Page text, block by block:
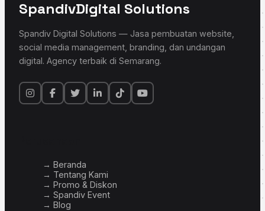
SpandivDigital Solutions
Spandiv Digital Solutions — Jasa pembuatan website,
social media management, branding, dan undangan
digital. Agency terbaik di Semarang.
→ Beranda
→ Tentang Kami
→ Promo & Diskon
→ Spandiv Event
→ Blog